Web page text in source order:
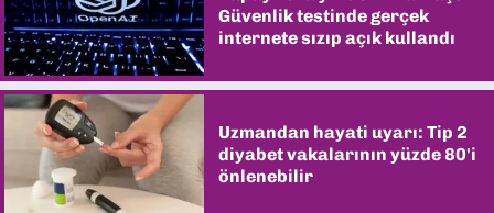
Güvenlik testinde gerçek
internete sızıp açık kullandı
Uzmandan hayati uyarı: Tip 2
diyabet vakalarının yüzde 80'i
önlenebilir